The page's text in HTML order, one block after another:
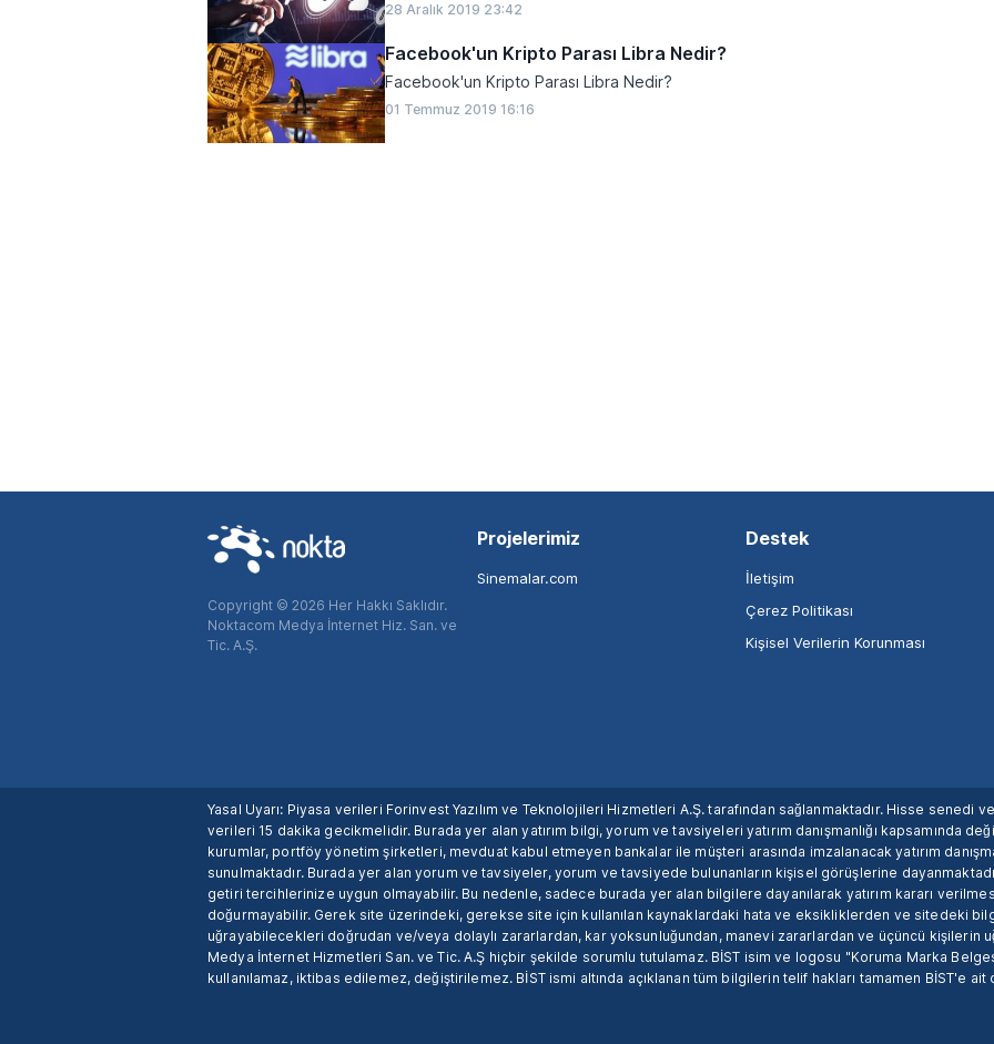
28 Aralık 2019 23:42
Facebook'un Kripto Parası Libra Nedir?
Facebook'un Kripto Parası Libra Nedir?
01 Temmuz 2019 16:16
Copyright © 2026 Her Hakkı Saklıdır.
Noktacom Medya İnternet Hiz. San. ve
Tic. A.Ş.
Projelerimiz
Sinemalar.com
Destek
İletişim
Çerez Politikası
Kişisel Verilerin Korunması
Yasal Uyarı: Piyasa verileri Forinvest Yazılım ve Teknolojileri Hizmetleri A.Ş. tarafından sağlanmaktadır. Hisse senedi
verileri 15 dakika gecikmelidir. Burada yer alan yatırım bilgi, yorum ve tavsiyeleri yatırım danışmanlığı kapsamında
kurumlar, portföy yönetim şirketleri, mevduat kabul etmeyen bankalar ile müşteri arasında imzalanacak yatırım
sunulmaktadır. Burada yer alan yorum ve tavsiyeler, yorum ve tavsiyede bulunanların kişisel görüşlerine
getiri tercihlerinize uygun olmayabilir. Bu nedenle, sadece burada yer alan bilgilere dayanılarak yatırım kararı
doğurmayabilir. Gerek site üzerindeki, gerekse site için kullanılan kaynaklardaki hata ve eksikliklerden ve sitedeki
uğrayabilecekleri doğrudan ve/veya dolaylı zararlardan, kar yoksunluğundan, manevi zararlardan ve üçüncü kişilerin
Medya İnternet Hizmetleri San. ve Tic. A.Ş hiçbir şekilde sorumlu tutulamaz. BİST isim ve logosu "Koruma Marka
kullanılamaz, iktibas edilemez, değiştirilemez. BİST ismi altında açıklanan tüm bilgilerin telif hakları tamamen BİST'e ait